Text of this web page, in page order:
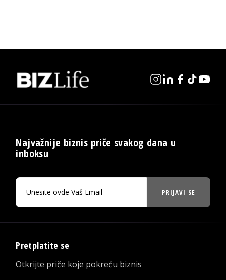
Najvažnije biznis priče svakog dana u
inboksu
PRIJAVI SE
Pretplatite se
Otkrijte priče koje pokreću biznis